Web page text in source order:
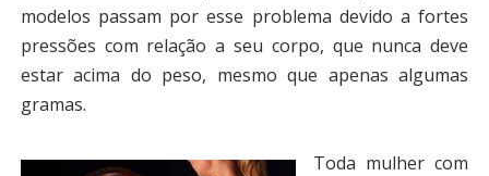
modelos passam por esse problema devido a fortes
pressões com relação a seu corpo, que nunca deve
estar acima do peso, mesmo que apenas algumas
gramas.
Toda mulher com